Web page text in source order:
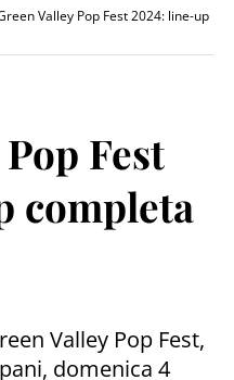
Valley Pop Fest 2024: line-up
Fest
completa
Valley Pop Fest,
domenica 4